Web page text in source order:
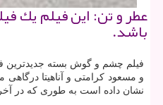
عطر و تن: این فیلم یك
باشد.
فیلم چشم و گوش بسته جدیدترین
و مسعود کرامتی و آناهیتا
نشان داده است به طوری که در